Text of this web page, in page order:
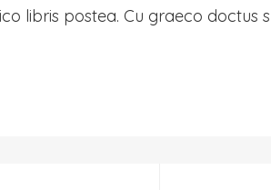
libris postea. Cu graeco doctus